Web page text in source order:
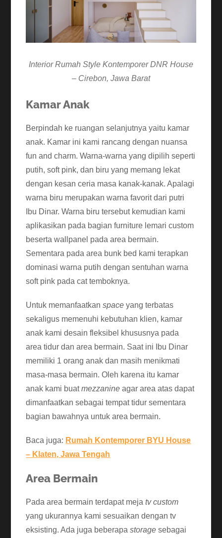
Interior Rumah Style Kontemporer DNR House
– Cirebon, Jawa Barat
Kamar Anak
Berpindah ke ruangan selanjutnya yaitu kamar
anak. Kamar ini kami rancang dengan nuansa
fun and charm. Warna-warna yang dipilih seperti
putih, soft pink, dan biru yang memang lekat
dengan kesan ceria masa kanak-kanak. Apalagi
warna biru merupakan warna favorit dari putri
Ibu Dinar. Warna biru tersebut kemudian kami
aplikasikan pada bagian furniture lemari custom
beserta wallpanel pada area bermain.
Sementara pada area bunk bed kami terapkan
dominasi warna putih dengan sentuhan warna
soft pink pada cat temboknya.
Untuk memanfaatkanspace yang terbatas
sekaligus memenuhi kebutuhan klien, kamar
anak kami desain fleksibel khususnya pada
area tidur dan area bermain. Saat ini Ibu Dinar
memiliki 1 orang anak dan masih menikmati
masa-masa bermain. Oleh karena itu kamar
anak kami buatmezzanine agar area atas dapat
dimanfaatkan sebagai tempat tidur sementara
bagian bawahnya untuk area bermain.
Baca juga: Rumah Kontemporer BYU House
– Klaten, Jawa Tengah
Area Bermain
Pada area bermain terdapat mejatv custom
yang ukurannya kami sesuaikan dengan tv
eksisting. Ada juga beberapastorage sebagai